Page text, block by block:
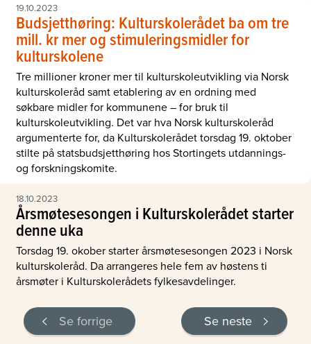
19.10.2023
Budsjetthøring: Kulturskolerådet ba om tre
mill. kr mer og stimuleringsmidler for
kulturskolene
Tre millioner kroner mer til kulturskoleutvikling via Norsk
kulturskoleråd samt etablering av en ordning med
søkbare midler for kommunene – for bruk til
kulturskoleutvikling. Det var hva Norsk kulturskoleråd
argumenterte for, da Kulturskolerådet torsdag 19. oktober
stilte på statsbudsjetthøring hos Stortingets utdannings-
og forskningskomite.
18.10.2023
Årsmøtesesongen i Kulturskolerådet starter
denne uka
Torsdag 19. okober starter årsmøtesesongen 2023 i Norsk
kulturskoleråd. Da arrangeres hele fem av høstens ti
årsmøter i Kulturskolerådets fylkesavdelinger.
Se forrige Se neste